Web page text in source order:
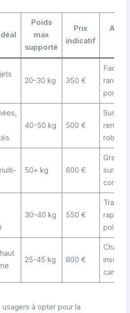
Poids
max
supporté
Prix
indicatif
20-30 kg 350 €
Facilité
poids
40-50 kg 500 €
50+ kg 600 €
Grande
confort
30-40 kg 550 €
rapide,
25-45 kg 800 €
caméra
à opter pour la